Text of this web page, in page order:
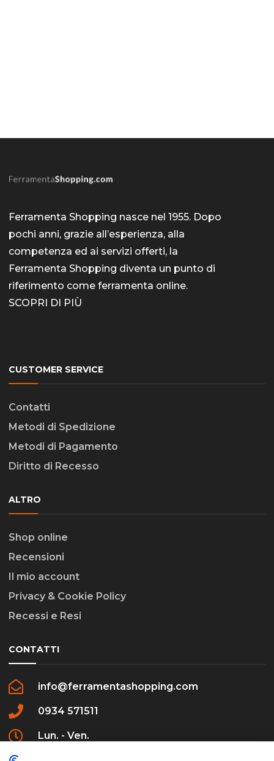
Ferramenta Shopping nasce nel 1955. Dopo
pochi anni, grazie all’esperienza, alla
competenza ed ai servizi offerti, la
Ferramenta Shopping diventa un punto di
riferimento come ferramenta online.
SCOPRI DI PIÙ
CUSTOMER SERVICE
Contatti
Metodi di Spedizione
Metodi di Pagamento
Diritto di Recesso
ALTRO
Shop online
Recensioni
Il mio account
Privacy & Cookie Policy
Recessi e Resi
CONTATTI
info@ferramentashopping.com
0934 571511
Lun. - Ven.